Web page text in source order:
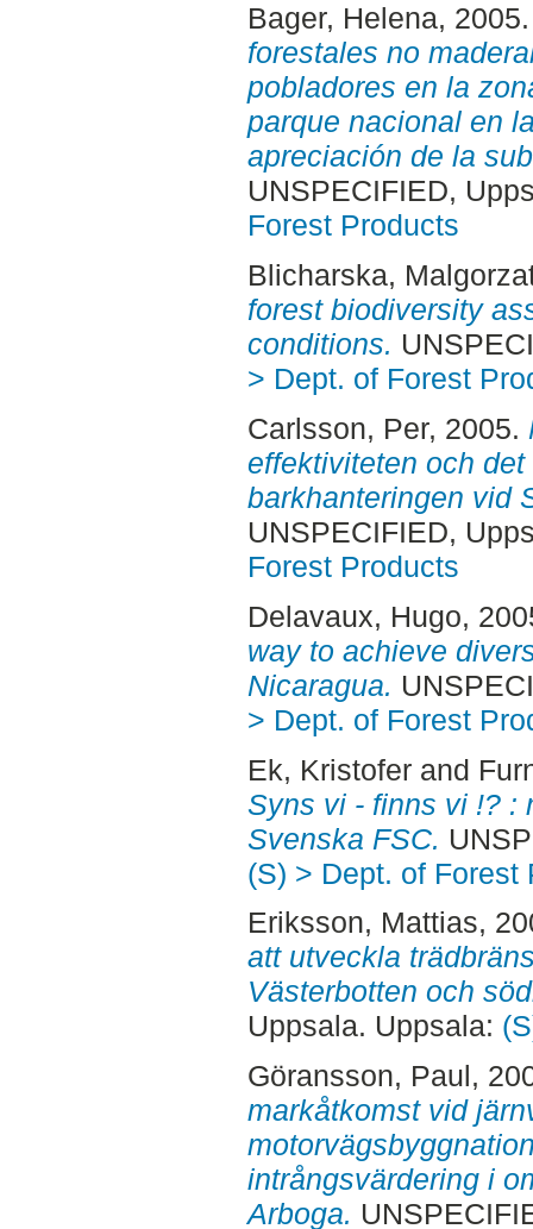
Bager, Helena,
forestales no
pobladores en la
parque nacional en
apreciación de la
UNSPECIFIED,
Forest Products
Blicharska,
forest biodiversity
conditions.
> Dept. of Forest
Carlsson, Per, 2005.
effektiviteten och
barkhanteringen vid
UNSPECIFIED,
Forest Products
Delavaux, Hugo,
way to achieve
Nicaragua.
> Dept. of Forest
Ek, Kristoferand
Syns vi - finns vi !? :
Svenska FSC.
(S) > Dept. of Forest
Eriksson, Mattias,
att utveckla
Västerbotten och
Uppsala. Uppsala:
Göransson, Paul,
markåtkomst vid
intrångsvärdering i
Arboga.